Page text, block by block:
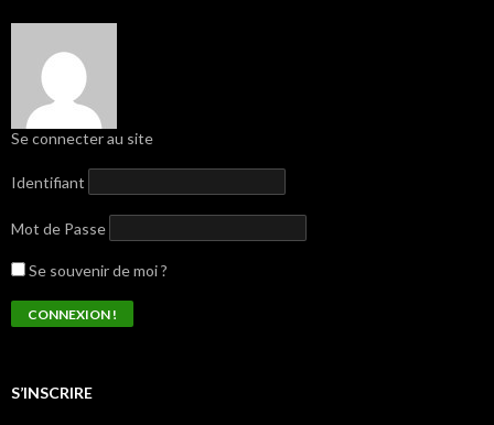
Se connecter au site
Identifiant
Mot de Passe
Se souvenir de moi ?
S’INSCRIRE